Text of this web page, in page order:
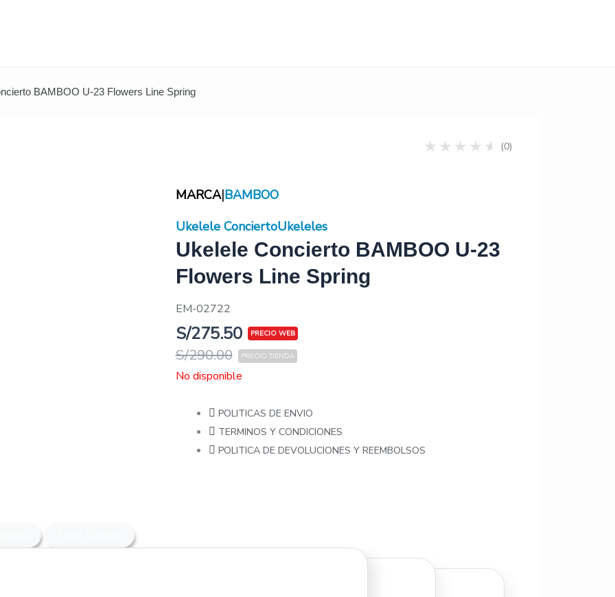
BAMBOO U-23 Flowers Line Spring
(0)
MARCA|BAMBOO
Ukelele ConciertoUkeleles
Ukelele Concierto BAMBOO U-23
Flowers Line Spring
EM-02722
S/290.00
S/275.50
No disponible
POLITICAS DE ENVIO
TERMINOS Y CONDICIONES
POLITICA DE DEVOLUCIONES Y REEMBOLSOS